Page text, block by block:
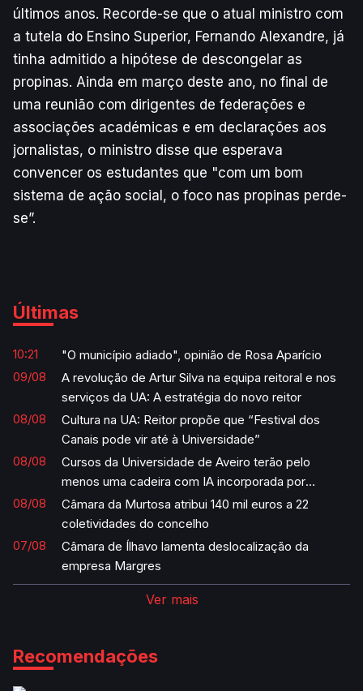
últimos anos. Recorde-se que o atual ministro com
a tutela do Ensino Superior, Fernando Alexandre, já
tinha admitido a hipótese de descongelar as
propinas. Ainda em março deste ano, no final de
uma reunião com dirigentes de federações e
associações académicas e em declarações aos
jornalistas, o ministro disse que esperava
convencer os estudantes que "com um bom
sistema de ação social, o foco nas propinas perde-
se”.
Últimas
10:21
"O município adiado", opinião de Rosa Aparício
09/08
A revolução de Artur Silva na equipa reitoral e nos
serviços da UA: A estratégia do novo reitor
08/08
Cultura na UA: Reitor propõe que “Festival dos
Canais pode vir até à Universidade”
08/08
Cursos da Universidade de Aveiro terão pelo
menos uma cadeira com IA incorporada por
semestre
08/08
Câmara da Murtosa atribui 140 mil euros a 22
coletividades do concelho
07/08
Câmara de Ílhavo lamenta deslocalização da
empresa Margres
Ver mais
Recomendações